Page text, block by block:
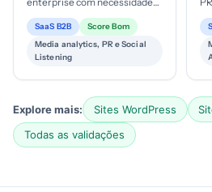
de monitoramento de marca,
análise de competição e R...
SaaS B2B
Score Bom
Media analytics, PR e Social
Listening
Explore mais: Sites WordPress
Todas as validações